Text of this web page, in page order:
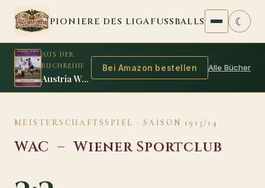
Zum Inhalt springen
PIONIERE DES LIGAFUSSBALLS ☾
AUS DER
BUCHREIHE
Austria Wien 1925/26: Das zweite Double der Amateure
Bei Amazon bestellen Alle Bücher
MEISTERSCHAFTSSPIEL · SAISON 1913/14
WAC –Wiener Sportclub